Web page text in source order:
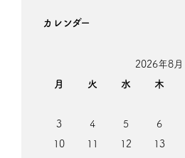
カレンダー
2026年8月
月
火 水 木
3
4 5 6
10
11 12 13